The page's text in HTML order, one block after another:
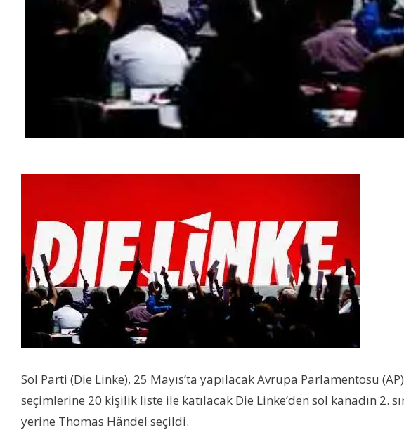
Sol Parti (Die Linke), 25 Mayıs’ta yapılacak Avrupa Parlamentosu
seçimlerine 20 kişilik liste ile katılacak Die Linke’den sol kanadın
yerine Thomas Händel seçildi.